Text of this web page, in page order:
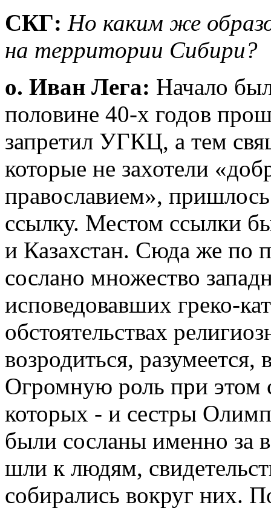
СКГ: Но каким же
на территории Сибири?
о. Иван Лега: Начало
половине 40-х годов
запретил УГКЦ, а тем
которые не захотели
православием», пришлось
ссылку. Местом ссылки
и Казахстан. Сюда же по
сослано множество
исповедовавших греко-
обстоятельствах
возродиться, разумеется,
Огромную роль при этом
которых - и сестры
были сосланы именно за
шли к людям,
собирались вокруг них.